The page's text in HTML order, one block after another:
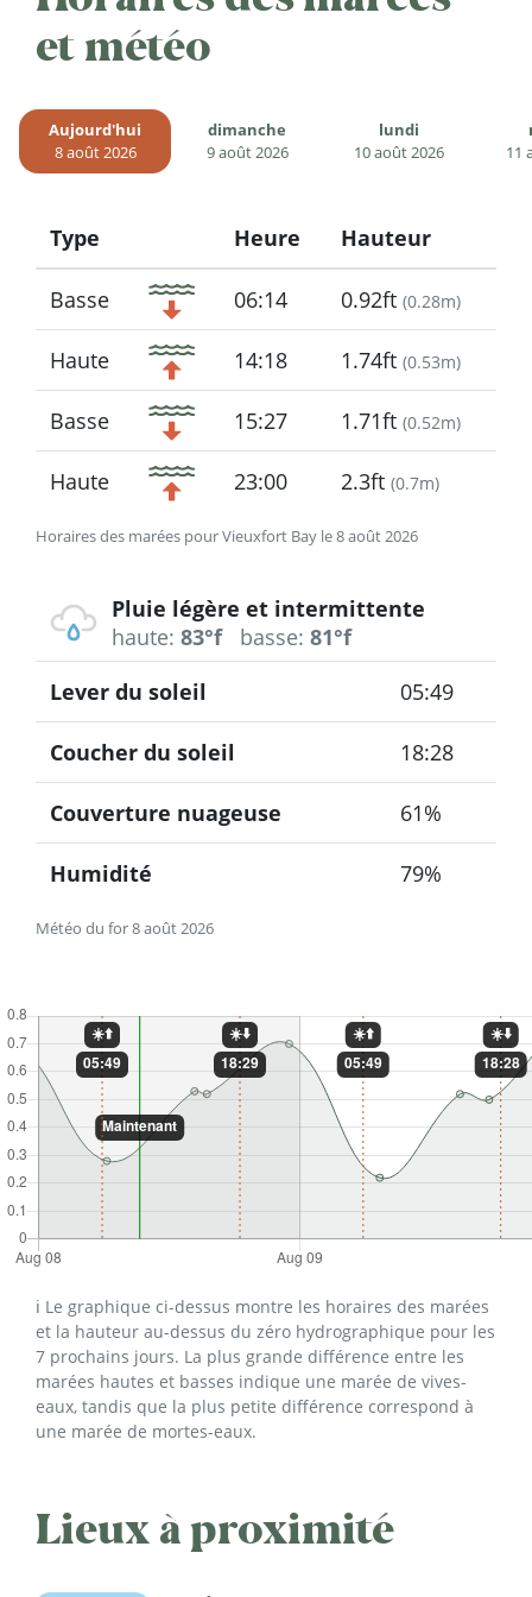
et météo
Aujourd'hui
8 août 2026
dimanche
9 août 2026
lundi
10 août 2026
11
Horaires des marées pour Vieuxfort Bay le 8 août 2026
Type
Icon
Heure Hauteur
Basse 06:14 0.92ft (0.28m)
Haute 14:18 1.74ft (0.53m)
Basse 15:27 1.71ft (0.52m)
Haute 23:00 2.3ft (0.7m)
Pluie légère et intermittente
haute: 83°f basse: 81°f
Météo du for 8 août 2026
Lever du soleil 05:49
Coucher du soleil 18:28
Couverture nuageuse 61%
Humidité 79%
ℹ️ Le graphique ci-dessus montre les horaires des marées
et la hauteur au-dessus du zéro hydrographique pour les
7 prochains jours. La plus grande différence entre les
marées hautes et basses indique une marée de vives-
eaux, tandis que la plus petite différence correspond à
une marée de mortes-eaux.
Lieux à proximité